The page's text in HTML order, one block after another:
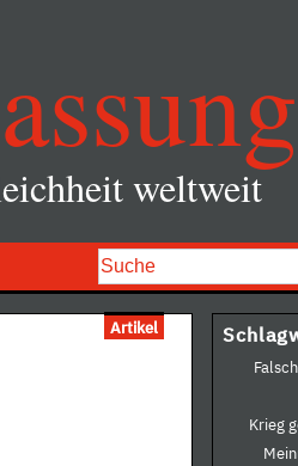
weltweit
Artikel
Krieg